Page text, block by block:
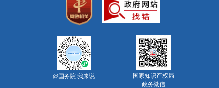
@国务院 我来说
国家知识产权局
政务微信